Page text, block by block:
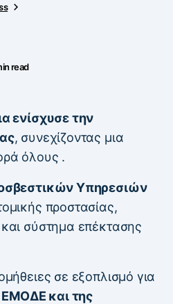
read
ενίσχυσε την
, συνεχίζοντας μια
όλους .
Υπηρεσιών
προστασίας,
σύστημα επέκτασης
σε εξοπλισμό για
και της